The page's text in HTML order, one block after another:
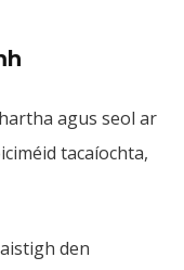
agus seol ar
tacaíochta,
den